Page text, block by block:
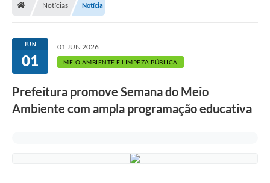
Notícias Notícia
JUN
01
01 JUN 2026
MEIO AMBIENTE E LIMPEZA PÚBLICA
Prefeitura promove Semana do Meio
Ambiente com ampla programação educativa